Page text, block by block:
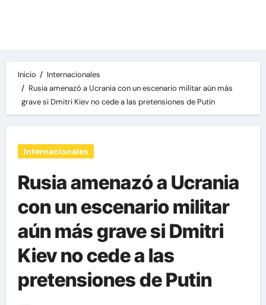
Inicio
Internacionales
Rusia amenazó a Ucrania con un escenario militar aún más
grave si Dmitri Kiev no cede a las pretensiones de Putin
Internacionales
Rusia amenazó a Ucrania
con un escenario militar
aún más grave si Dmitri
Kiev no cede a las
pretensiones de Putin